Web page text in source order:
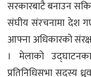
सरकारबाटै बनाउन
संघीय संरचनामा देश
आफ्ना अधिकारको
। मेलाको
प्रतिनिधिसभा सदस्य